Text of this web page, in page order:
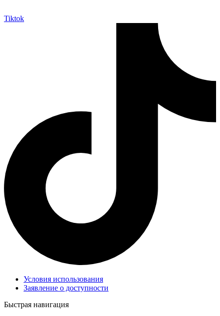
Tiktok
Условия использования
Заявление о доступности
Быстрая навигация